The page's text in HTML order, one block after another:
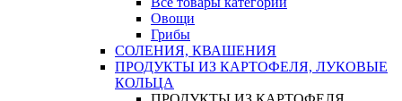
Овощи
Грибы
СОЛЕНИЯ, КВАШЕНИЯ
ПРОДУКТЫ ИЗ КАРТОФЕЛЯ, ЛУКОВЫЕ
КОЛЬЦА